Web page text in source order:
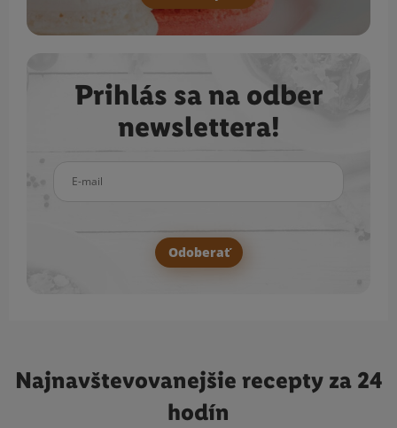
Prihlás sa na odber
newslettera!
Odoberať
Najnavštevovanejšie recepty za 24
hodín